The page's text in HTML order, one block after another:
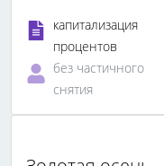
капитализация
процентов
без частичного
снятия